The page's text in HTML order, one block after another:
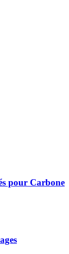
pour Carbone